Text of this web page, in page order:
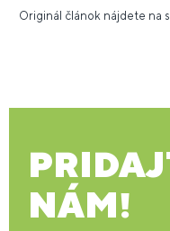
Originál článok nájdete na
NÁM!